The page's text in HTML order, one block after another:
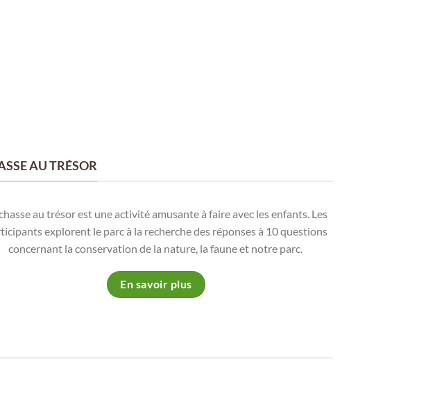
AU TRÉSOR
au trésor est une activité amusante à faire avec les enfants. Les
explorent le parc à la recherche des réponses à 10 questions
concernant la conservation de la nature, la faune et notre parc.
En savoir plus